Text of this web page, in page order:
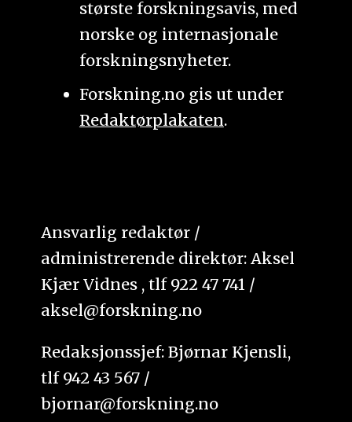
største forskningsavis, med
norske og internasjonale
forskningsnyheter.
Forskning.no gis ut under
Redaktørplakaten.
Ansvarlig redaktør /
administrerende direktør: Aksel
Kjær Vidnes , tlf 922 47 741 /
aksel@forskning.no
Redaksjonssjef: Bjørnar Kjensli,
tlf 942 43 567 /
bjornar@forskning.no